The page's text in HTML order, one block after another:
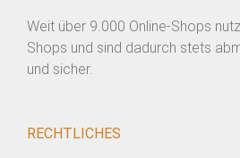
Weit über 9.000 Online-Shops
Shops und sind dadurch stets
und sicher.
RECHTLICHES